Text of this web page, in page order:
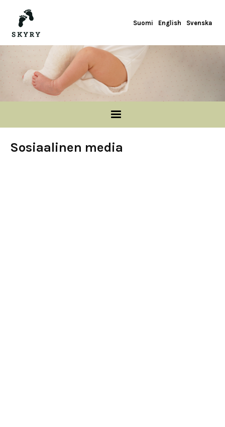
Suomi English Svenska
Sosiaalinen media